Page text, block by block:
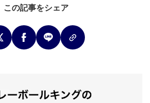
この記事をシェア